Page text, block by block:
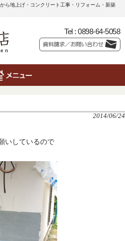
ら地上げ・コンクリート工事・リフォーム・新築
Tel : 0898-64-5058
2014/06/24
いしているので